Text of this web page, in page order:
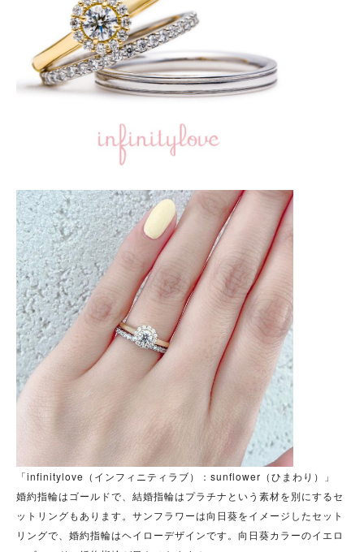
「infinitylove（インフィニティラブ）：sunflower（ひまわり）」
婚約指輪はゴールドで、結婚指輪はプラチナという素材を別にするセ
ットリングもあります。サンフラワーは向日葵をイメージしたセット
リングで、婚約指輪はヘイローデザインです。向日葵カラーのイエロ